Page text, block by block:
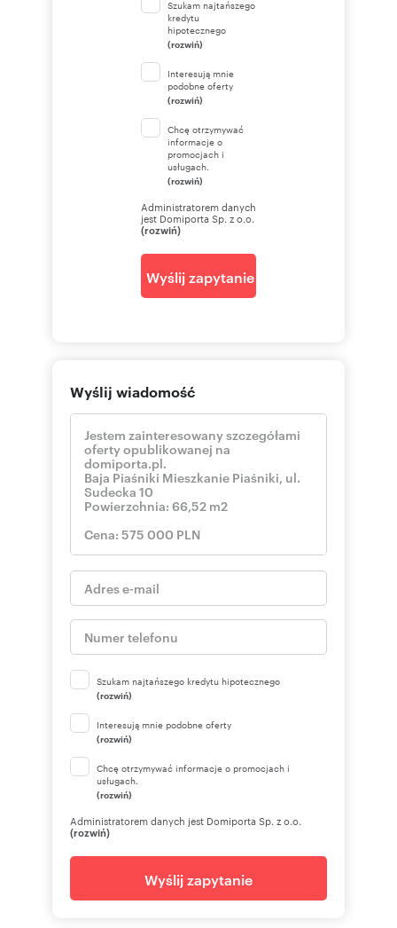
Szukam najtańszego
kredytu
hipotecznego
(rozwiń)
Interesują mnie
podobne oferty
(rozwiń)
Chcę otrzymywać
informacje o
promocjach i
usługach.
(rozwiń)
Administratorem danych
jest Domiporta Sp. z o.o.
(rozwiń)
Wyślij zapytanie
Wyślij wiadomość
Szukam najtańszego kredytu hipotecznego
(rozwiń)
Interesują mnie podobne oferty
(rozwiń)
Chcę otrzymywać informacje o promocjach i
usługach.
(rozwiń)
Administratorem danych jest Domiporta Sp. z o.o.
(rozwiń)
Wyślij zapytanie